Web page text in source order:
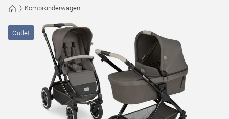
Kombikinderwagen
Outlet